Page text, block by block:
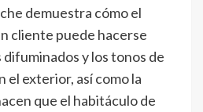
demuestra cómo el
cliente puede hacerse
y los tonos de
el exterior, así como la
que el habitáculo de